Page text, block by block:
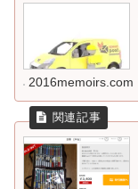
2016memoirs.com